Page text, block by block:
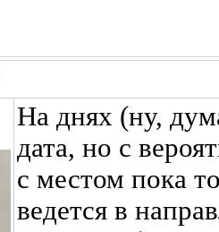
На днях (ну,
дата, но с
с местом пока
ведется в